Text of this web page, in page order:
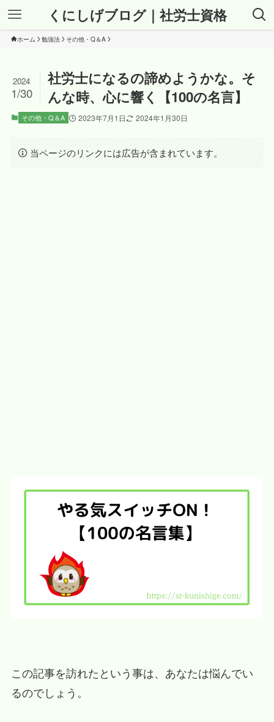
くにしげブログ｜社労士資格
ホーム 勉強法 その他・Q＆A
社労士になるの諦めようかな。そ
んな時、心に響く【100の名言】
2024
1/30
その他・Q＆A 2023年7月1日 2024年1月30日
当ページのリンクには広告が含まれています。
この記事を訪れたという事は、あなたは悩んでい
るのでしょう。